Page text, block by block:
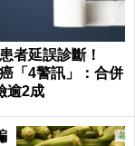
者延誤診斷！
「4警訊」：合併
逾2成